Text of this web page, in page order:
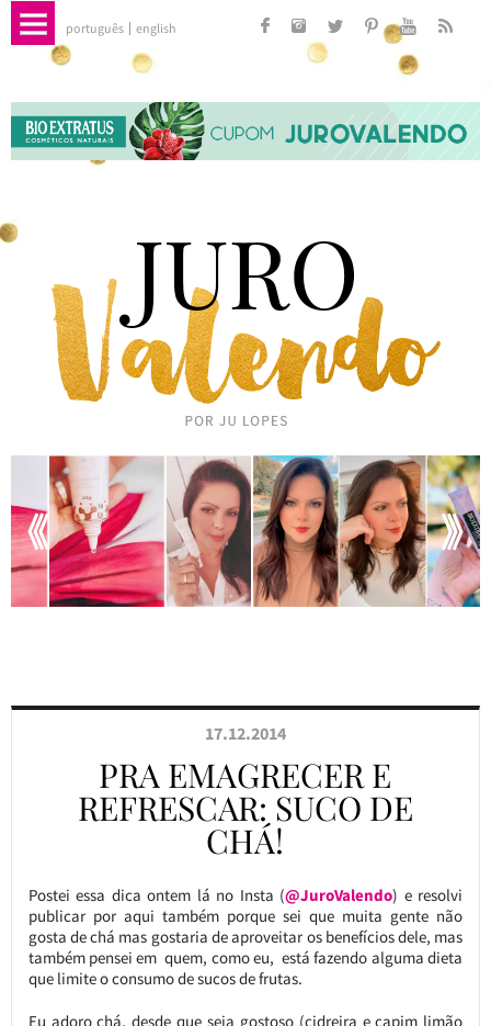
português english
17.12.2014
PRA EMAGRECER E
REFRESCAR: SUCO DE
CHÁ!
Postei essa dica ontem lá no Insta (@JuroValendo) e resolvi
publicar por aqui também porque sei que muita gente não
gosta de chá mas gostaria de aproveitar os benefícios dele, mas
também pensei em quem, como eu, está fazendo alguma dieta
que limite o consumo de sucos de frutas.
Eu adoro chá, desde que seja gostoso (cidreira e capim limão